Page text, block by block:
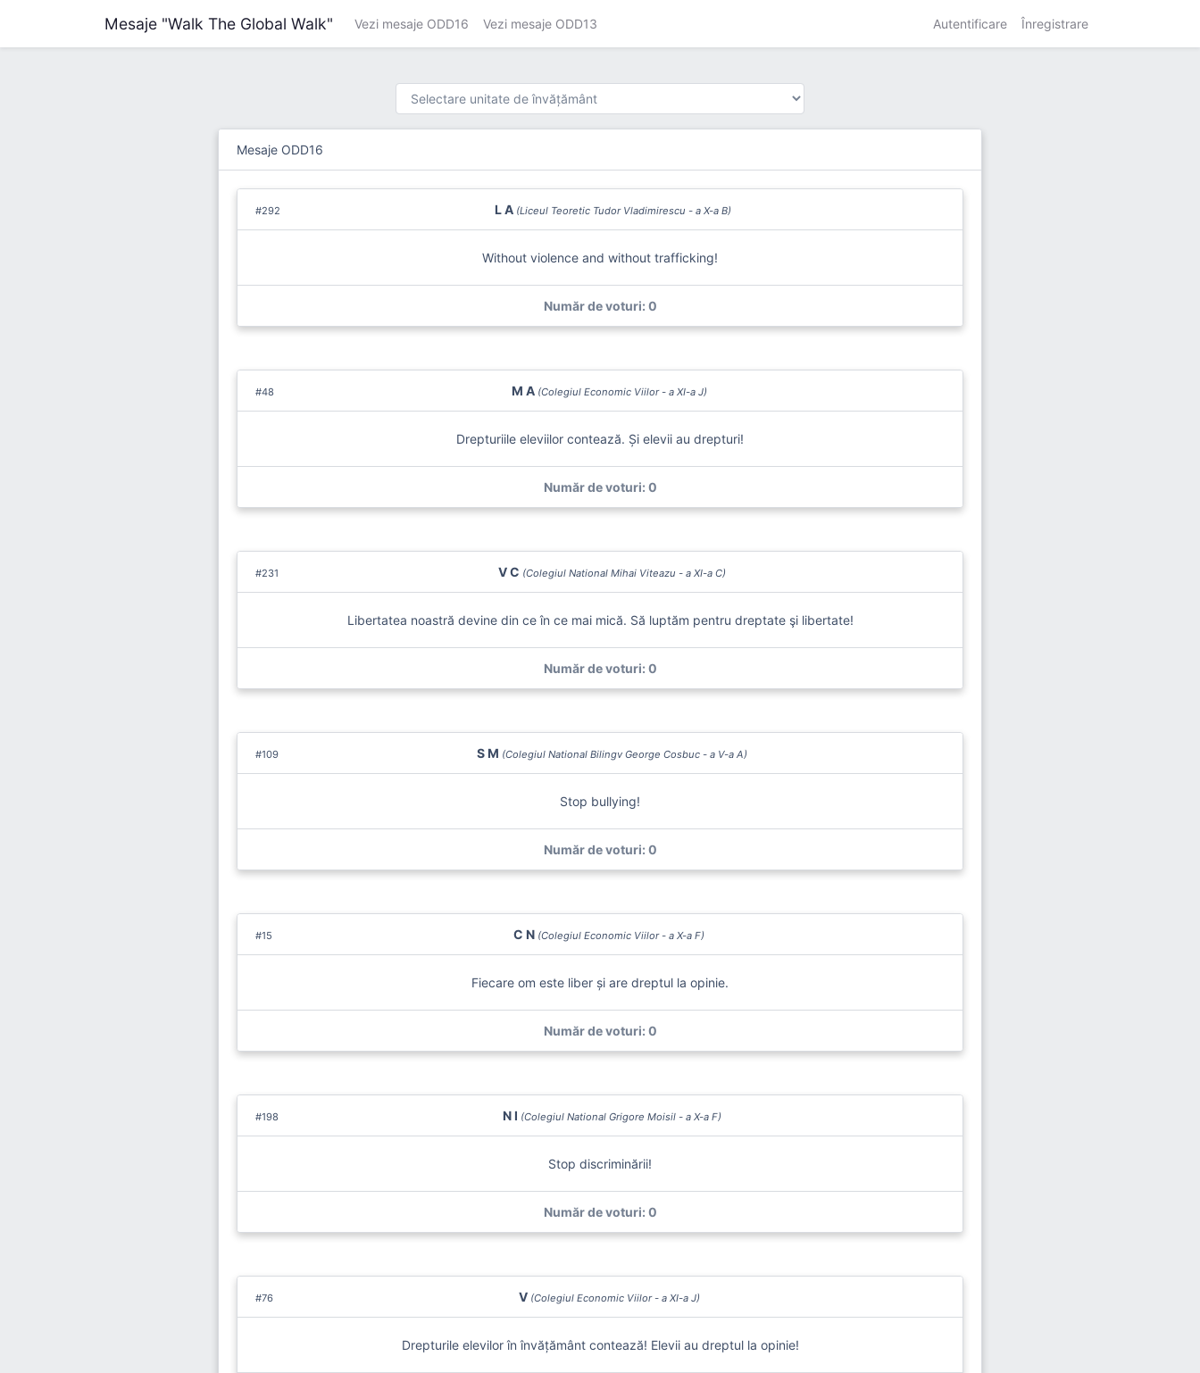
Mesaje "Walk The Global Walk" Vezi mesaje ODD16 Vezi mesaje ODD13 Autentificare Înregistrare
Mesaje ODD16
#292 L A (Liceul Teoretic Tudor Vladimirescu - a X-a B)
Without violence and without trafficking!
Număr de voturi: 0
#48 M A (Colegiul Economic Viilor - a XI-a J)
Drepturiile eleviilor contează. Și elevii au drepturi!
Număr de voturi: 0
#231 V C (Colegiul National Mihai Viteazu - a XI-a C)
Libertatea noastră devine din ce în ce mai mică. Să luptăm pentru dreptate şi libertate!
Număr de voturi: 0
#109 S M (Colegiul National Bilingv George Cosbuc - a V-a A)
Stop bullying!
Număr de voturi: 0
#15 C N (Colegiul Economic Viilor - a X-a F)
Fiecare om este liber și are dreptul la opinie.
Număr de voturi: 0
#198 N I (Colegiul National Grigore Moisil - a X-a F)
Stop discriminării!
Număr de voturi: 0
#76 V (Colegiul Economic Viilor - a XI-a J)
Drepturile elevilor în învățământ contează! Elevii au dreptul la opinie!